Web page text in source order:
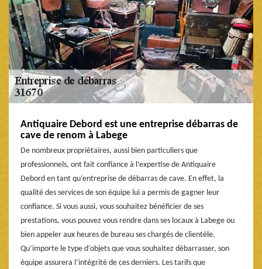
Antiquaire Debord est une entreprise débarras de
cave de renom à Labege
De nombreux propriétaires, aussi bien particuliers que
professionnels, ont fait confiance à l’expertise de Antiquaire
Debord en tant qu’entreprise de débarras de cave. En effet, la
qualité des services de son équipe lui a permis de gagner leur
confiance. Si vous aussi, vous souhaitez bénéficier de ses
prestations, vous pouvez vous rendre dans ses locaux à Labege ou
bien appeler aux heures de bureau ses chargés de clientèle.
Qu’importe le type d’objets que vous souhaitez débarrasser, son
équipe assurera l’intégrité de ces derniers. Les tarifs que